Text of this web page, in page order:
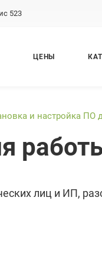
523
ЦЕНЫ
и настройка ПО
лиц и ИП,